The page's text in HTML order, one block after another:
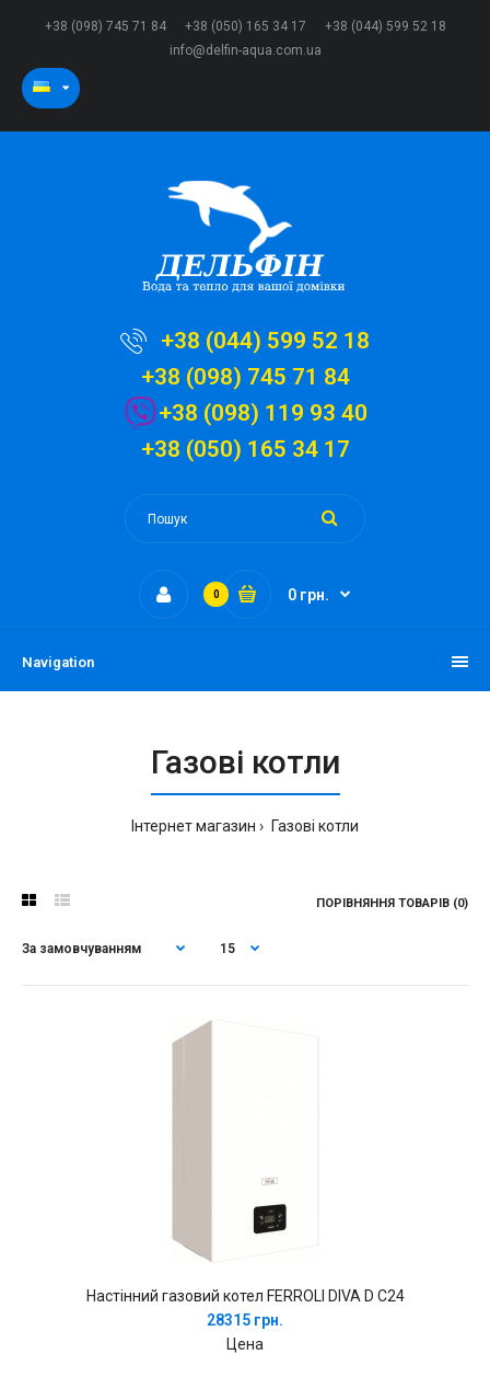
+38 (098) 745 71 84 +38 (050) 165 34 17
+38 (044) 599 52 18
info@delfin-aqua.com.ua
+38 (044) 599 52 18
+38 (098) 745 71 84
+38 (098) 119 93 40
+38 (050) 165 34 17
0 0 грн.
Navigation
Газові котли
Інтернет магазин Газові котли
ПОРІВНЯННЯ ТОВАРІВ (0)
Настінний газовий котел FERROLI DIVA D C24
28315 грн.
Цена